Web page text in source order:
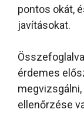
pontos okát,
javításokat.
érdemes
ellenőrzése